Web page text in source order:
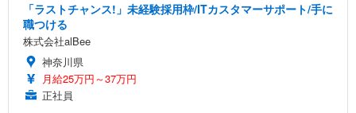
「ラストチャンス!」未経験採用枠/ITカスタマーサポート/手に
職つける
株式会社alBee
神奈川県
月給25万円～37万円
正社員